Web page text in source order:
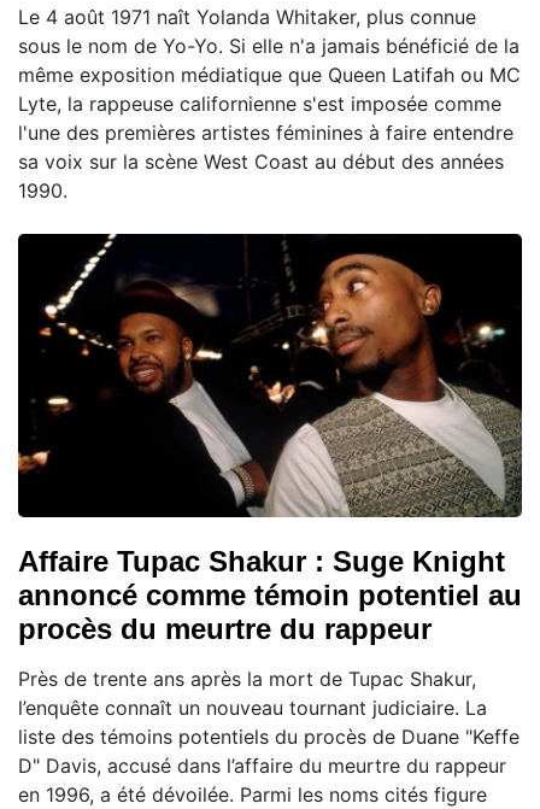
Le 4 août 1971 naît Yolanda Whitaker, plus connue
sous le nom de Yo-Yo. Si elle n'a jamais bénéficié de la
même exposition médiatique que Queen Latifah ou MC
Lyte, la rappeuse californienne s'est imposée comme
l'une des premières artistes féminines à faire entendre
sa voix sur la scène West Coast au début des années
1990.
Affaire Tupac Shakur : Suge Knight
annoncé comme témoin potentiel au
procès du meurtre du rappeur
Près de trente ans après la mort de Tupac Shakur,
l’enquête connaît un nouveau tournant judiciaire. La
liste des témoins potentiels du procès de Duane "Keffe
D" Davis, accusé dans l’affaire du meurtre du rappeur
en 1996, a été dévoilée. Parmi les noms cités figure